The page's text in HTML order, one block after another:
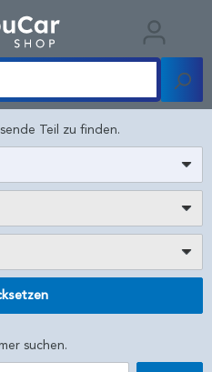
Teil zu finden.
suchen.